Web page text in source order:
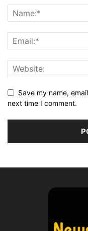
Save my name,
next time I comment.